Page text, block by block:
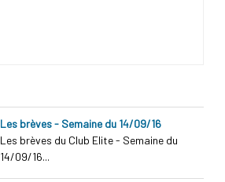
Les brèves - Semaine du 14/09/16
Les brèves du Club Elite - Semaine du
14/09/16...